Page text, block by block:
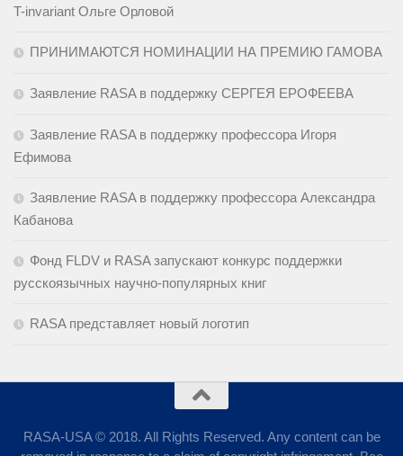
T-invariant Ольге Орловой
ПРИНИМАЮТСЯ НОМИНАЦИИ НА ПРЕМИЮ ГАМОВА
Заявление RASA в поддержку СЕРГЕЯ ЕРОФЕЕВА
Заявление RASA в поддержку профессора Игоря
Ефимова
Заявление RASA в поддержку профессора Александра
Кабанова
Фонд FLDV и RASA запускают конкурс поддержки
русскоязычных научно-популярных книг
RASA представляет новый логотип
RASA-USA © 2018. All Rights Reserved. Any content can be